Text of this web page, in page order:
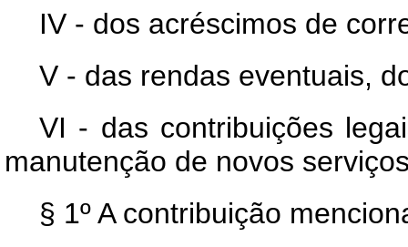
IV - dos acréscimos de
V - das rendas eventuais,
VI - das contribuições
manutenção de novos
§ 1º A contribuição